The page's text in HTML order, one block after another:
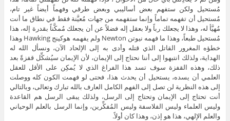
مُستحيل ولكن ستفهم بعض أساليبي وبعض طرقي وفهماً أيضاً غير تام،
مُستحيل أن تفهمه تماماً وإنما ستفهمه من جهات مُعيَّنة فقط في نطاق ما أنت
مُهيَّأ له، وهذا لا يجعلك رباً ولا بعقل إله فضلاً عن أن يجعلك مُمكَّناً بقدرة إله، هذا
مُستحيل طبعاً، وهذا ما فهمه نيوتن Newton ولم يفهمه هوكينج Hawking وهذا
خطؤه المغرور القاتل الذي قتله وأدى به إلى الإلحاد الآن، ونسأل الله له
الهداية، ولذلك انتبهوا إلى أننا نحتاج إلى الإيمان، لأن الإيمان سيُشكِّل قفزةً بعد
ذلك، وهذه القفزة سوف تسد هذا الفراغ الذي لا يُمكِن على الأقل للعقل
العلمي أن يسده، يستحيل أن يحدث هذا، فحتى لو فهمت الكون كله ووصلت
إلى هذه النظرية لن تصل إلى الفهم الكامل العارف بالله تبارك وتعالى، وبالتالي
أنت تحتاج إلى الإيمان وتحتاج إلى الرسل، ولذلك يبقى الرسل هم القاعدة
وليس العلماء وليس الفلاسفة وليس المُفكِّرين، وإنما الرسل بالعلم الوحياني
والعلم الإلهي، هذا هو إذن، وهذا كان أولاً.